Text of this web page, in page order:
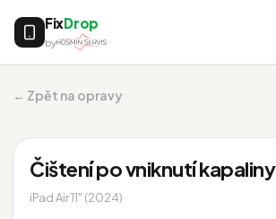
FixDrop
by
← Zpět na opravy
Čištení po vniknutí kapaliny
iPad Air 11" (2024)